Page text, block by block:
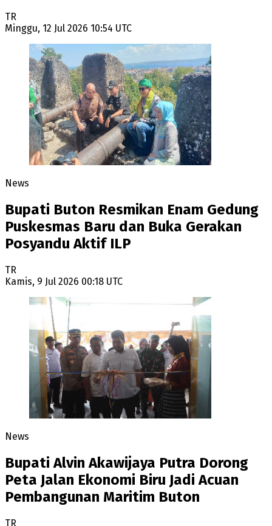
TR
Minggu, 12 Jul 2026 10:54 UTC
News
Bupati Buton Resmikan Enam Gedung
Puskesmas Baru dan Buka Gerakan
Posyandu Aktif ILP
TR
Kamis, 9 Jul 2026 00:18 UTC
News
Bupati Alvin Akawijaya Putra Dorong
Peta Jalan Ekonomi Biru Jadi Acuan
Pembangunan Maritim Buton
TR